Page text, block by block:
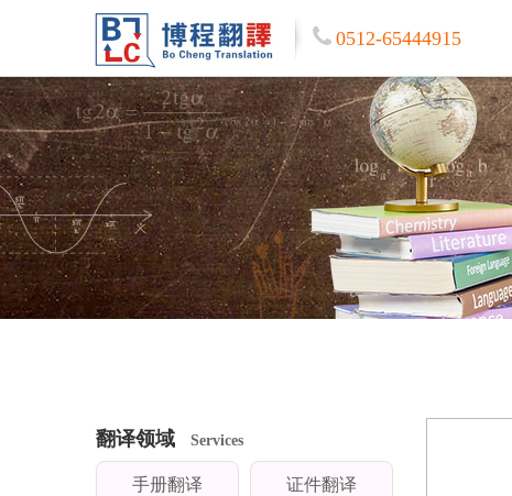
0512-65444915
翻译领域 Services
手册翻译 证件翻译